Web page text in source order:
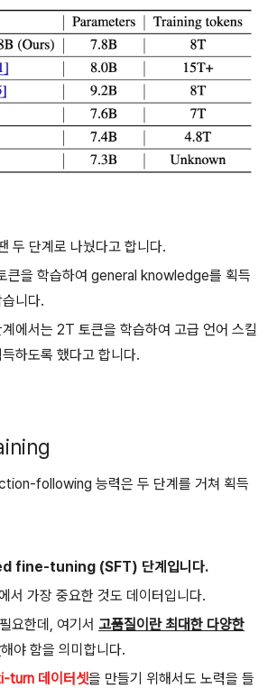
두 단계로 나눴다고 합니다.
큰을 학습하여 general knowledge를 획득
니다.
에서는 2T 토큰을 학습하여 고급 언어 스킬
하도록 했다고 합니다.
following 능력은 두 단계를 거쳐 획득
fine-tuning (SFT) 단계입니다.
가장 중요한 것도 데이터입니다.
요한데, 여기서 고품질이란 최대한 다양한
해야 함을 의미합니다.
turn 데이터셋을 만들기 위해서도 노력을 들